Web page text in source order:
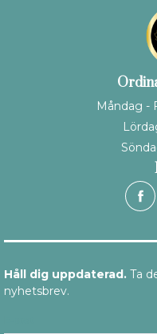
Måndag -
Håll dig uppdaterad. Ta
nyhetsbrev.